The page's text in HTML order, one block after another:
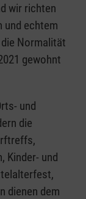
wir richten
und echtem
Normalität
gewohnt
und
die
Kinder- und
dienen dem